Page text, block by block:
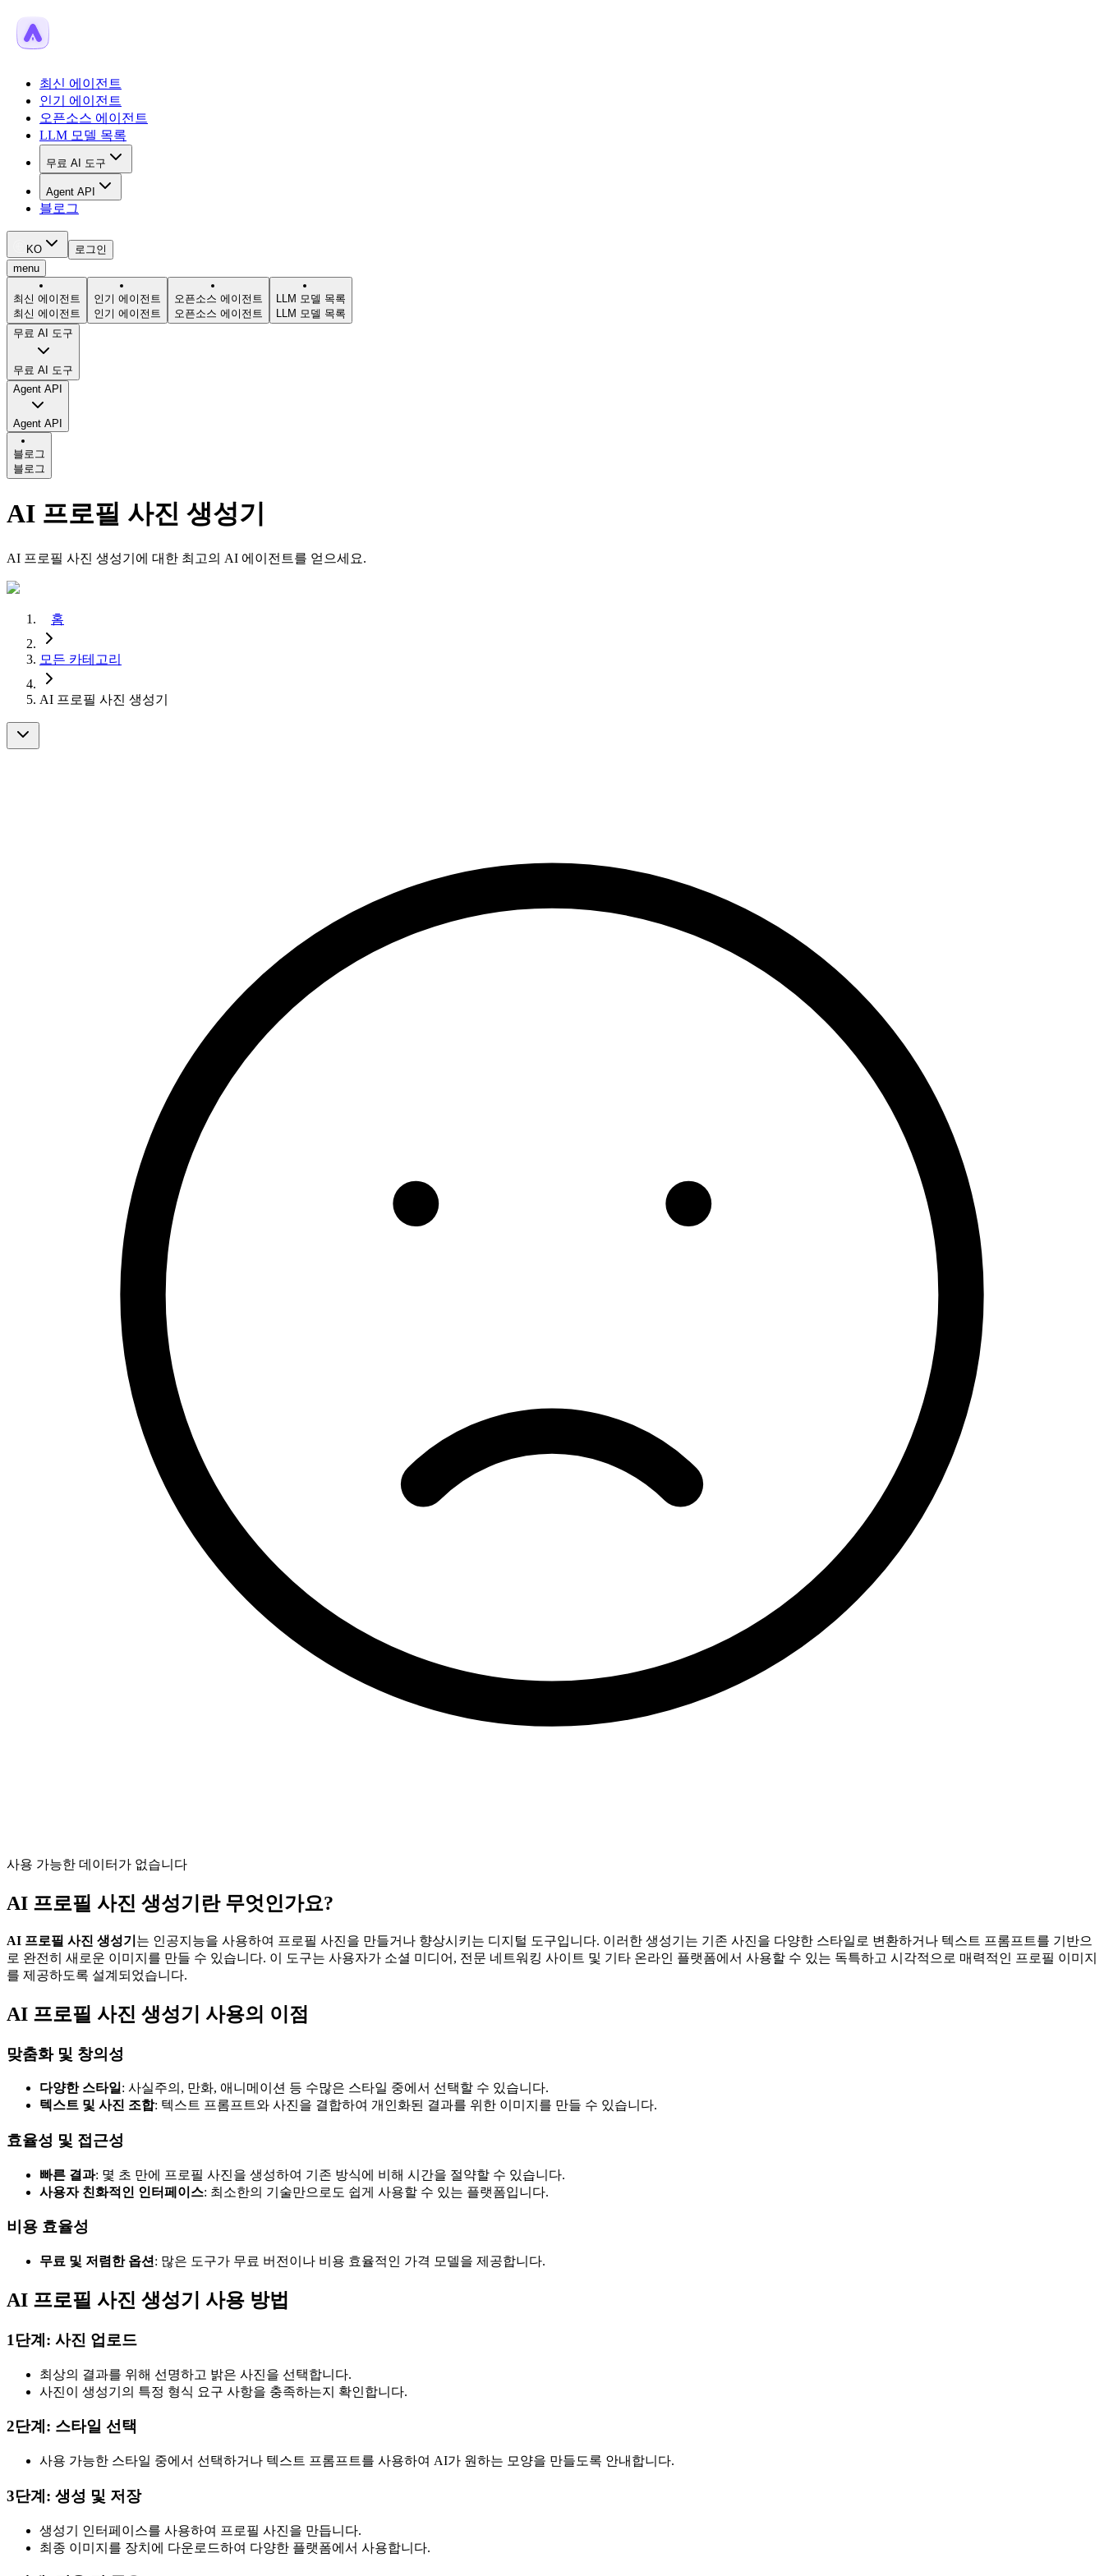
최신 에이전트
인기 에이전트
오픈소스 에이전트
LLM 모델 목록
무료 AI 도구
Agent API
블로그
KO
로그인
menu
최신 에이전트
최신 에이전트
인기 에이전트
인기 에이전트
오픈소스 에이전트
오픈소스 에이전트
LLM 모델 목록
LLM 모델 목록
무료 AI 도구
무료 AI 도구
Agent API
Agent API
블로그
블로그
AI 프로필 사진 생성기
AI 프로필 사진 생성기에 대한 최고의 AI 에이전트를 얻으세요.
홈
모든 카테고리
AI 프로필 사진 생성기
사용 가능한 데이터가 없습니다
AI 프로필 사진 생성기란 무엇인가요?
AI 프로필 사진 생성기 는 인공지능을 사용하여 프로필 사진을 만들거나 향상시키는 디지털 도구입니다. 이러한 생성기는 기존 사진을 다양한 스타일로 변환하거나 텍스트 프롬프트를 기반으
로 완전히 새로운 이미지를 만들 수 있습니다. 이 도구는 사용자가 소셜 미디어, 전문 네트워킹 사이트 및 기타 온라인 플랫폼에서 사용할 수 있는 독특하고 시각적으로 매력적인 프로필 이미지
를 제공하도록 설계되었습니다.
AI 프로필 사진 생성기 사용의 이점
맞춤화 및 창의성
다양한 스타일 : 사실주의, 만화, 애니메이션 등 수많은 스타일 중에서 선택할 수 있습니다.
텍스트 및 사진 조합: 텍스트 프롬프트와 사진을 결합하여 개인화된 결과를 위한 이미지를 만들 수 있습니다.
효율성 및 접근성
빠른 결과: 몇 초 만에 프로필 사진을 생성하여 기존 방식에 비해 시간을 절약할 수 있습니다.
사용자 친화적인 인터페이스: 최소한의 기술만으로도 쉽게 사용할 수 있는 플랫폼입니다.
비용 효율성
무료 및 저렴한 옵션 : 많은 도구가 무료 버전이나 비용 효율적인 가격 모델을 제공합니다.
AI 프로필 사진 생성기 사용 방법
1단계: 사진 업로드
최상의 결과를 위해 선명하고 밝은 사진을 선택합니다.
사진이 생성기의 특정 형식 요구 사항을 충족하는지 확인합니다.
2단계: 스타일 선택
사용 가능한 스타일 중에서 선택하거나 텍스트 프롬프트를 사용하여 AI가 원하는 모양을 만들도록 안내합니다.
3단계: 생성 및 저장
생성기 인터페이스를 사용하여 프로필 사진을 만듭니다.
최종 이미지를 장치에 다운로드하여 다양한 플랫폼에서 사용합니다.